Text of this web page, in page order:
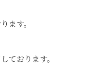
ます。
ております。